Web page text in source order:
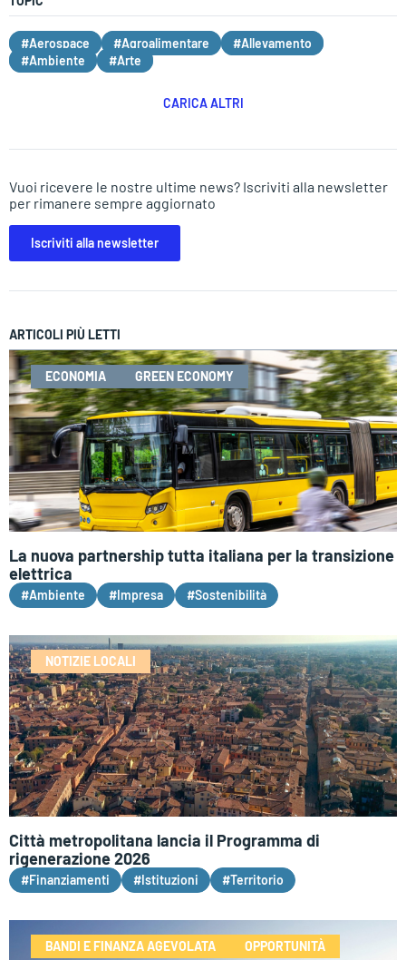
#Aerospace #Agroalimentare
#Allevamento
#Ambiente
#Arte
CARICA ALTRI
Vuoi ricevere le nostre ultime news? Iscriviti alla newsletter
per rimanere sempre aggiornato
Iscriviti alla newsletter
ARTICOLI PIÙ LETTI
ECONOMIA GREEN ECONOMY
La nuova partnership tutta italiana per la transizione
elettrica
#Ambiente #Impresa #Sostenibilità
NOTIZIE LOCALI
Città metropolitana lancia il Programma di
rigenerazione 2026
#Finanziamenti #Istituzioni #Territorio
BANDI E FINANZA AGEVOLATA OPPORTUNITÀ